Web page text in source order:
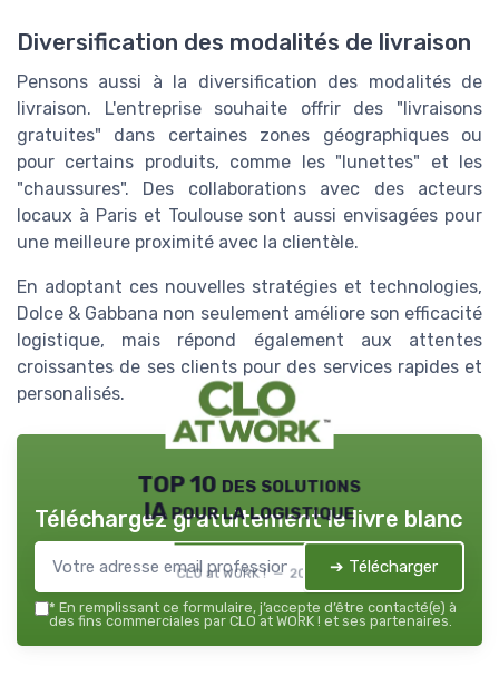
Diversification des modalités de livraison
Pensons aussi à la diversification des modalités de
livraison. L'entreprise souhaite offrir des "livraisons
gratuites" dans certaines zones géographiques ou
pour certains produits, comme les "lunettes" et les
"chaussures". Des collaborations avec des acteurs
locaux à Paris et Toulouse sont aussi envisagées pour
une meilleure proximité avec la clientèle.
En adoptant ces nouvelles stratégies et technologies,
Dolce & Gabbana non seulement améliore son efficacité
logistique, mais répond également aux attentes
croissantes de ses clients pour des services rapides et
personalisés.
TOP 10 des solutions
IA pour la logistique
CLO at WORK ! — 2026
Téléchargez gratuitement le livre blanc
➔ Télécharger
* En remplissant ce formulaire, j’accepte d’être contacté(e) à
des fins commerciales par CLO at WORK ! et ses partenaires.